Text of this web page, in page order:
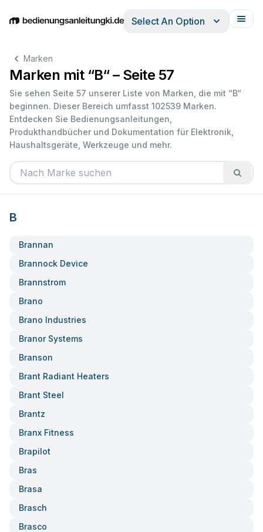
EnglishDeutschEspañolItalianoFrançais
Select An Option
Marken
Marken mit “B“ – Seite 57
Sie sehen Seite 57 unserer Liste von Marken, die mit “B“
beginnen. Dieser Bereich umfasst 102539 Marken.
Entdecken Sie Bedienungsanleitungen,
Produkthandbücher und Dokumentation für Elektronik,
Haushaltsgeräte, Werkzeuge und mehr.
B
Brannan
Brannock Device
Brannstrom
Brano
Brano Industries
Branor Systems
Branson
Brant Radiant Heaters
Brant Steel
Brantz
Branx Fitness
Brapilot
Bras
Brasa
Brasch
Brasco